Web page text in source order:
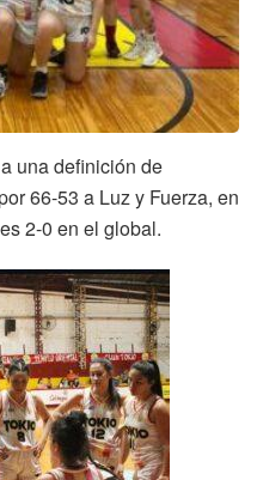
una definición de
66-53 a Luz y Fuerza, en
2-0 en el global.